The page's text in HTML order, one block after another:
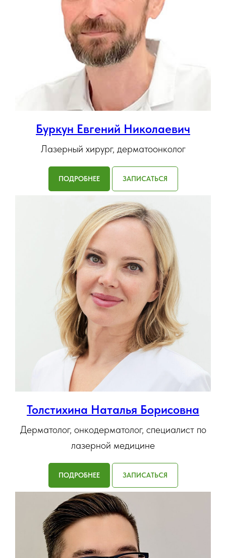
Буркун Евгений Николаевич
Лазерный хирург, дерматоонколог
ПОДРОБНЕЕ ЗАПИСАТЬСЯ
Толстихина Наталья Борисовна
Дерматолог, онкодерматолог, специалист по
лазерной медицине
ПОДРОБНЕЕ ЗАПИСАТЬСЯ